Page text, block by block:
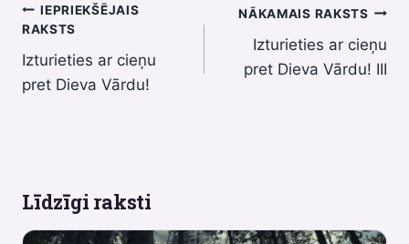
Ziņu
izvēlne
IEPRIEKŠĒJAIS
RAKSTS
Izturieties ar cieņu
pret Dieva Vārdu!
NĀKAMAIS RAKSTS
Izturieties ar cieņu
pret Dieva Vārdu! III
Līdzīgi raksti